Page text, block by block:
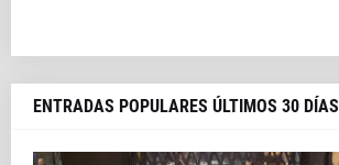
ENTRADAS POPULARES ÚLTIMOS 30 DÍAS